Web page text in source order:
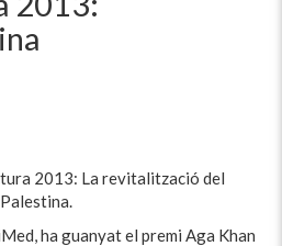
2013: La revitalització del
ha guanyat el premi Aga Khan